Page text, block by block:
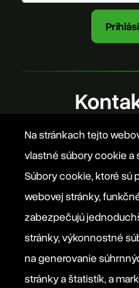
Na stránkach tejto
vlastné súbory cookie a
Súbory cookie, ktoré sú
webovej stránky,
zabezpečujú
stránky, výkonnostné
na generovanie
stránky a štatistík, a